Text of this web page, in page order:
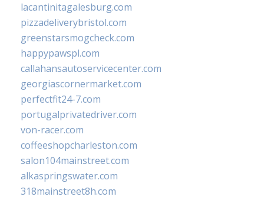
lacantinitagalesburg.com
pizzadeliverybristol.com
greenstarsmogcheck.com
happypawspl.com
callahansautoservicecenter.com
georgiascornermarket.com
perfectfit24-7.com
portugalprivatedriver.com
von-racer.com
coffeeshopcharleston.com
salon104mainstreet.com
alkaspringswater.com
318mainstreet8h.com